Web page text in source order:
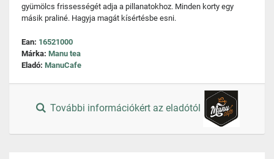
gyümölcs frissességét adja a pillanatokhoz. Minden korty egy
másik praliné. Hagyja magát kísértésbe esni.
Ean: 16521000
Márka: Manu tea
Eladó: ManuCafe
További információkért az eladótól